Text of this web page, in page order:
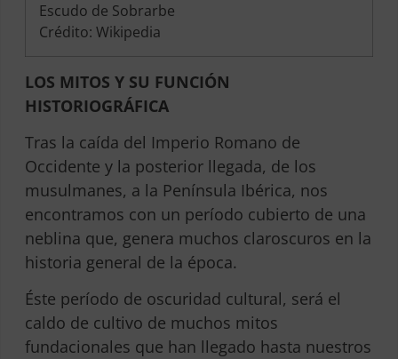
Escudo de Sobrarbe
Crédito: Wikipedia
LOS MITOS Y SU FUNCIÓN
HISTORIOGRÁFICA
Tras la caída del Imperio Romano de
Occidente y la posterior llegada, de los
musulmanes, a la Península Ibérica, nos
encontramos con un período cubierto de una
neblina que, genera muchos claroscuros en la
historia general de la época.
Éste período de oscuridad cultural, será el
caldo de cultivo de muchos mitos
fundacionales que han llegado hasta nuestros